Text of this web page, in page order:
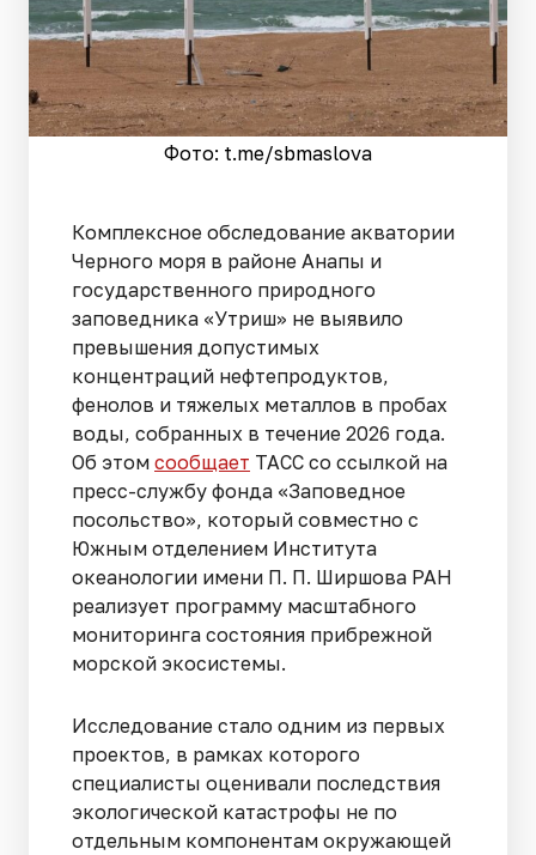
Фото: t.me/sbmaslova
Комплексное обследование акватории
Черного моря в районе Анапы и
государственного природного
заповедника «Утриш» не выявило
превышения допустимых
концентраций нефтепродуктов,
фенолов и тяжелых металлов в пробах
воды, собранных в течение 2026 года.
Об этом сообщает ТАСС со ссылкой на
пресс-службу фонда «Заповедное
посольство», который совместно с
Южным отделением Института
океанологии имени П. П. Ширшова РАН
реализует программу масштабного
мониторинга состояния прибрежной
морской экосистемы.
Исследование стало одним из первых
проектов, в рамках которого
специалисты оценивали последствия
экологической катастрофы не по
отдельным компонентам окружающей